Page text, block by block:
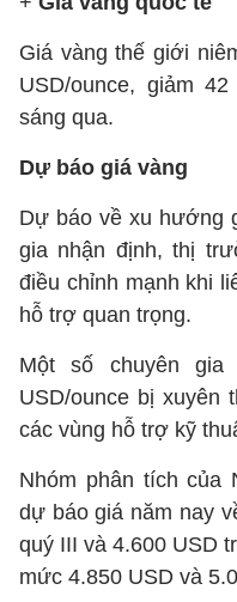
Giá vàng thế giới
USD/ounce, giảm
sáng qua.
Dự báo giá vàng
Dự báo về xu hướng
gia nhận định, thị
điều chỉnh mạnh khi
hỗ trợ quan trọng.
Một số chuyên gia
USD/ounce bị xuyên
các vùng hỗ trợ kỹ
Nhóm phân tích của
dự báo giá năm nay
quý III và 4.600 USD
mức 4.850 USD và